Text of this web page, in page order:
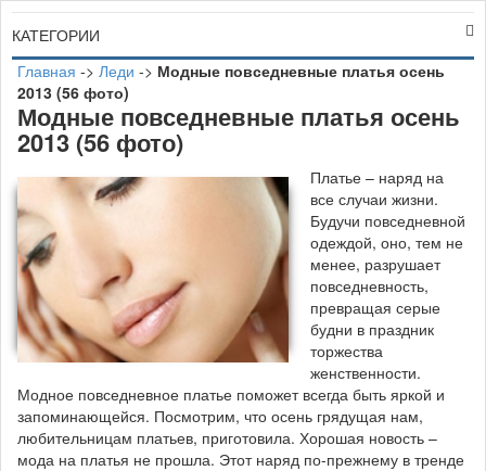
КАТЕГОРИИ
Главная -> Леди -> Модные повседневные платья осень
2013 (56 фото)
Модные повседневные платья осень
2013 (56 фото)
Платье – наряд на
все случаи жизни.
Будучи повседневной
одеждой, оно, тем не
менее, разрушает
повседневность,
превращая серые
будни в праздник
торжества
женственности.
Модное повседневное платье поможет всегда быть яркой и
запоминающейся. Посмотрим, что осень грядущая нам,
любительницам платьев, приготовила. Хорошая новость –
мода на платья не прошла. Этот наряд по-прежнему в тренде